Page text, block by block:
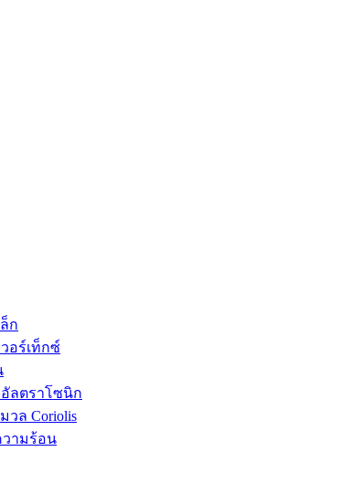
ก
อร์เท็กซ์
ลตราโซนิก
วล Coriolis
วามร้อน